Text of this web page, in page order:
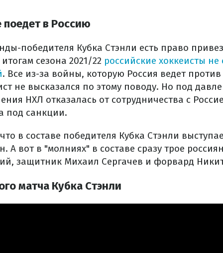
поедет в Россию
победителя Кубка Стэнли есть право
сезона 2021/22 российские хоккеисты не
. Все из-за войны, которую Россия ведет
не высказался по этому поводу. Но под
НХЛ отказалась от сотрудничества с
под санкции.
в составе победителя Кубка Стэнли
А вот в "молниях" в составе сразу трое
защитник Михаил Сергачев и форвард
матча Кубка Стэнли